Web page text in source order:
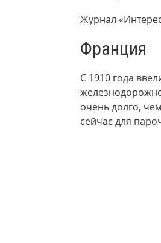
Журнал
Франция
С 1910 года
очень долго,
сейчас для